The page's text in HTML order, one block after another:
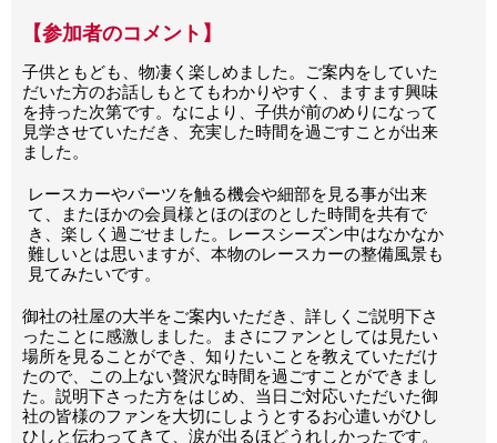
【参加者のコメント】
子供ともども、物凄く楽しめました。ご案内をしていた
だいた方のお話しもとてもわかりやすく、ますます興味
を持った次第です。なにより、子供が前のめりになって
見学させていただき、充実した時間を過ごすことが出来
ました。
レースカーやパーツを触る機会や細部を見る事が出来
て、またほかの会員様とほのぼのとした時間を共有で
き、楽しく過ごせました。レースシーズン中はなかなか
難しいとは思いますが、本物のレースカーの整備風景も
見てみたいです。
御社の社屋の大半をご案内いただき、詳しくご説明下さ
ったことに感激しました。まさにファンとしては見たい
場所を見ることができ、知りたいことを教えていただけ
たので、この上ない贅沢な時間を過ごすことができまし
た。説明下さった方をはじめ、当日ご対応いただいた御
社の皆様のファンを大切にしようとするお心遣いがひし
ひしと伝わってきて、涙が出るほどうれしかったです。